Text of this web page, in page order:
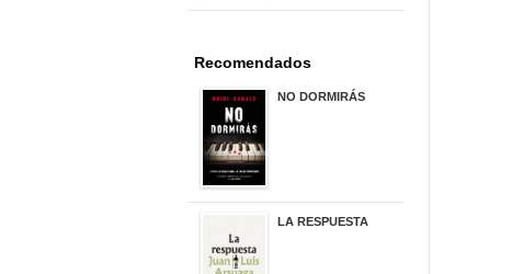
Recomendados
NO DORMIRÁS
LA RESPUESTA